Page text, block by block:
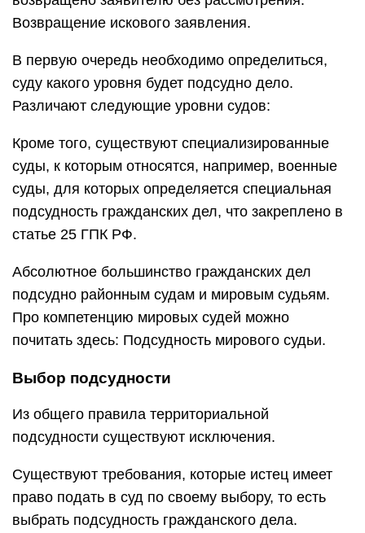
Возвращение искового заявления.
В первую очередь необходимо определиться,
суду какого уровня будет подсудно дело.
Различают следующие уровни судов:
Кроме того, существуют специализированные
суды, к которым относятся, например, военные
суды, для которых определяется специальная
подсудность гражданских дел, что закреплено в
статье 25 ГПК РФ.
Абсолютное большинство гражданских дел
подсудно районным судам и мировым судьям.
Про компетенцию мировых судей можно
почитать здесь: Подсудность мирового судьи.
Выбор подсудности
Из общего правила территориальной
подсудности существуют исключения.
Существуют требования, которые истец имеет
право подать в суд по своему выбору, то есть
выбрать подсудность гражданского дела.